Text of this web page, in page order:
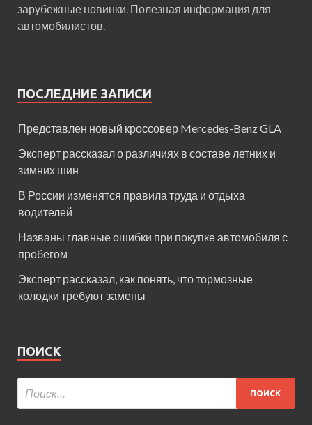
зарубежные новинки. Полезная информация для
автомобилистов.
ПОСЛЕДНИЕ ЗАПИСИ
Представлен новый кроссовер Mercedes-Benz GLA
Эксперт рассказал о различиях в составе летних и
зимних шин
В России изменятся правила труда и отдыха
водителей
Названы главные ошибки при покупке автомобиля с
пробегом
Эксперт рассказал, как понять, что тормозные
колодки требуют замены
ПОИСК